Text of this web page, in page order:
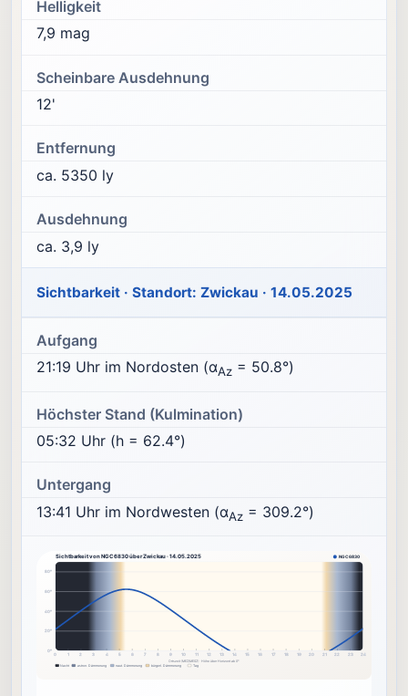
Helligkeit
7,9 mag
Scheinbare Ausdehnung
12'
Entfernung
ca. 5350 ly
Ausdehnung
ca. 3,9 ly
Sichtbarkeit · Standort: Zwickau · 14.05.2025
Aufgang
21:19 Uhr im Nordosten (αAz = 50.8°)
Höchster Stand (Kulmination)
05:32 Uhr (h = 62.4°)
Untergang
13:41 Uhr im Nordwesten (αAz = 309.2°)
0°
20°
40°
60°
80°
0 1 2 3 4 7 10 11 12 13 14 15 16 17 18 19 20 21 22 23 24
Sichtbarkeit von NGC6830 über Zwickau · 14.05.2025 NGC6830
Nacht astron. Dämmerung naut. Dämmerung bürgerl. Dämmerung Tag
Ortszeit (MEZ/MESZ) · Höhe über Horizont ab 0°